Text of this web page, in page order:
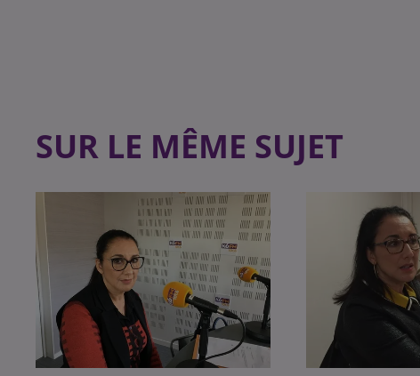
SUR LE MÊME SUJET